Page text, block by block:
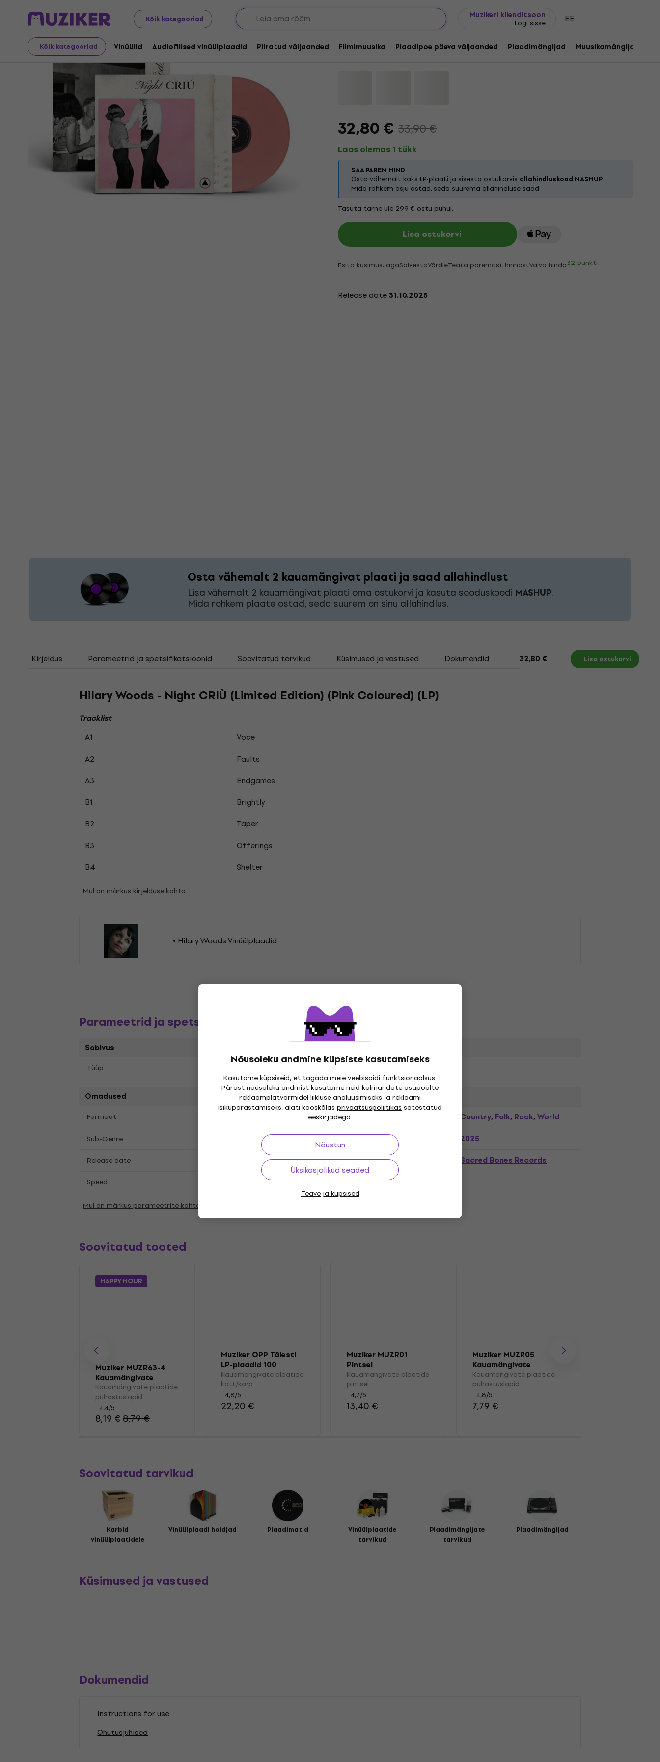
Kõik kategooriad
Muzikeri klienditsoon
Logi sisse EE
Kõik kategooriad Vinüülid Audiofiilsed vinüülplaadid Piiratud väljaanded Filmimuusika Plaadipoe päeva väljaanded Plaadimängijad Muusikamängijad
Nõusoleku andmine küpsiste kasutamiseks
Kasutame küpsiseid, et tagada meie veebisaidi funktsionaalsus.
Pärast nõusoleku andmist kasutame neid kolmandate osapoolte
reklaamplatvormidel liikluse analüüsimiseks ja reklaami
isikupärastamiseks, alati kooskõlas privaatsuspoliitikassätestatud
eeskirjadega.
Nõustun
Üksikasjalikud seaded
Teave ja küpsised
LP plaadid ja CD-d Vinüülid
Hilary Woods - Night CRIÙ (Limited Edition) (Pink Coloured)
(LP)
32,80 € 33,90 €
Laos olemas 1 tükk
SAA PAREM HIND
Osta vähemalt kaks LP-plaati ja sisesta ostukorvis allahindluskood MASHUP.
Mida rohkem asju ostad, seda suurema allahindluse saad.
Tasuta tarne üle 299 € ostu puhul.
Lisa ostukorvi
Esita küsimusJagaSalvestaVõrdleTeata paremast hinnastValva hinda32 punkti
Release date31.10.2025
Osta vähemalt 2 kauamängivat plaati ja saad allahindlust
Lisa vähemalt 2 kauamängivat plaati oma ostukorvi ja kasuta sooduskoodi MASHUP.
Mida rohkem plaate ostad, seda suurem on sinu allahindlus.
Kirjeldus Parameetrid ja spetsifikatsioonid Soovitatud tarvikud Küsimused ja vastused Dokumendid 32,80 € Lisa ostukorvi
Hilary Woods - Night CRIÙ (Limited Edition) (Pink Coloured) (LP)
Tracklist
A1
Voce
A2
Faults
A3
Endgames
B1
Brightly
B2
Taper
B3
Offerings
B4
Shelter
Mul on märkus kirjelduse kohta
Hilary Woods Vinüülplaadid
Parameetrid ja spetsifikatsioonid
Sobivus
Tüüp
Omadused
Formaat Genre Country,Folk,Rock,World
Sub-Genre Release year 2025
Release date Label Sacred Bones Records
Speed
Mul on märkus parameetrite kohta
Soovitatud tooted
HAPPY HOUR
Muziker MUZR63-4
Kauamängivate
plaatide
puhastuslapid
Kauamängivate plaatide
puhastuslapid
4,4/5
8,19 €8,79 €
Muziker OPP Täiesti
LP-plaadid 100
Kauamängivate plaatide
kott/karp
4,8/5
22,20 €
Muziker MUZR01
Pintsel
Kauamängivate plaatide
pintsel
4,7/5
13,40 €
Muziker MUZR05
Kauamängivate
plaatide
puhastuslapid
Kauamängivate plaatide
puhastuslapid
4,8/5
7,79 €
Soovitatud tarvikud
Karbid
vinüülplaatidele
Vinüülplaadi hoidjad Plaadimatid
Vinüülplaatide
tarvikud
Plaadimängijate
tarvikud
Plaadimängijad
Küsimused ja vastused
Dokumendid
Instructions for use
Ohutusjuhised